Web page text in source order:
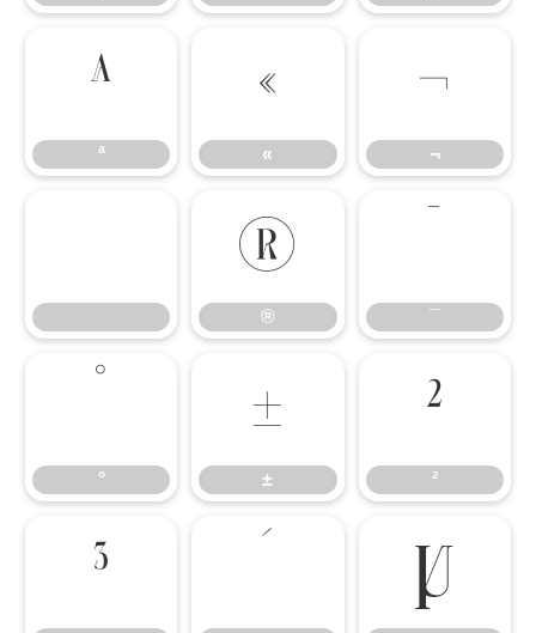
ª
ª
«
«
¬
¬
®
® ¯
°
±
±
²
²
³ µ